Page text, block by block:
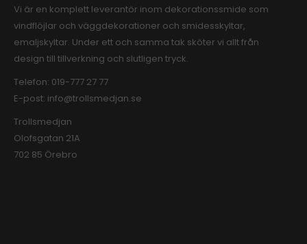
Vi är en komplett leverantör inom dekorationssmide som
vindflöjlar och väggdekorationer och smidesskyltar,
emaljskyltar. Under ett och samma tak sköter vi allt från
design till tillverkning och slutligen tryck.
Telefon: 019-777 27 77
E-post: info@trollsmedjan.se
Trollsmedjan
Olofsgatan 21A
702 85 Örebro